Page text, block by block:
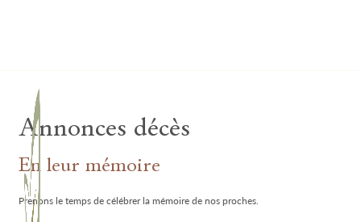
Annonces décès
En leur mémoire
Prenons le temps de célébrer la mémoire de nos proches.